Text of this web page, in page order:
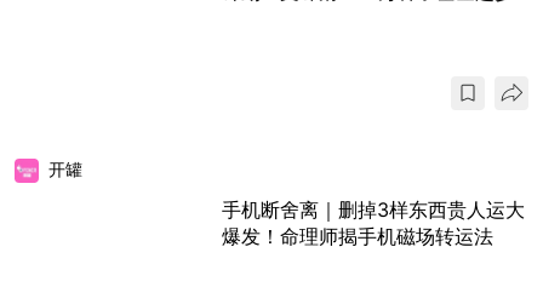
开罐
手机断舍离｜删掉3样东西贵人运大
爆发！命理师揭手机磁场转运法